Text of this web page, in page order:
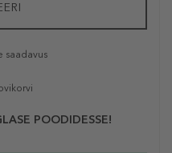
saadavus
POODIDESSE!